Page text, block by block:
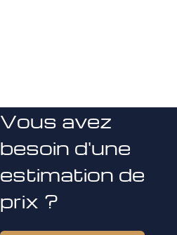
Vous avez
besoin d'une
estimation de
prix ?